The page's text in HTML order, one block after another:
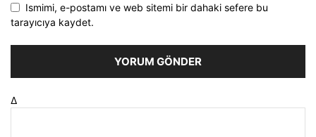
Ismimi, e-postamı ve web sitemi bir dahaki sefere bu
tarayıcıya kaydet.
Δ